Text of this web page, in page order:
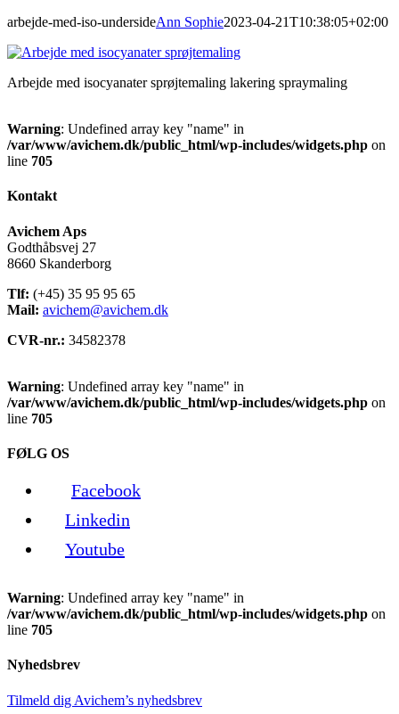
arbejde-med-iso-undersideAnn Sophie2023-04-21T10:38:05+02:00
Arbejde med isocyanater sprøjtemaling lakering spraymaling
Warning: Undefined array key "name" in
/var/www/avichem.dk/public_html/wp-includes/widgets.php on
line 705
Kontakt
Avichem Aps
Godthåbsvej 27
8660 Skanderborg
Tlf: (+45) 35 95 95 65
Mail: avichem@avichem.dk
CVR-nr.: 34582378
Warning: Undefined array key "name" in
/var/www/avichem.dk/public_html/wp-includes/widgets.php on
line 705
FØLG OS
Facebook
Linkedin
Youtube
Warning: Undefined array key "name" in
/var/www/avichem.dk/public_html/wp-includes/widgets.php on
line 705
Nyhedsbrev
Tilmeld dig Avichem’s nyhedsbrev